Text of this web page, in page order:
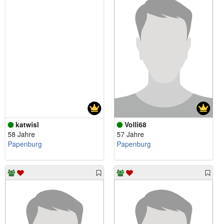
katwisl
58 Jahre
Papenburg
Volli68
57 Jahre
Papenburg